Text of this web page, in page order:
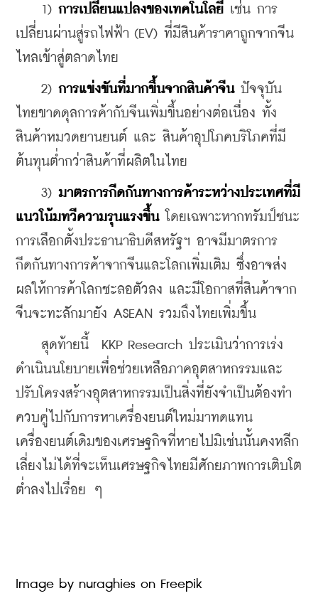
1) การเปลี่ยนแปลงของเทคโนโลยี เช่น การ
เปลี่ยนผ่านสู่รถไฟฟ้า (EV) ที่มีสินค้าราคาถูกจากจีน
ไหลเข้าสู่ตลาดไทย
2) การแข่งขันที่มากขึ้นจากสินค้าจีน ปัจจุบัน
ไทยขาดดุลการค้ากับจีนเพิ่มขึ้นอย่างต่อเนื่อง ทั้ง
สินค้าหมวดยานยนต์ และ สินค้าอุปโภคบริโภคที่มี
ต้นทุนต่ำกว่าสินค้าที่ผลิตในไทย
3) มาตรการกีดกันทางการค้าระหว่างประเทศที่มี
แนวโน้มทวีความรุนแรงขึ้น โดยเฉพาะหากทรัมป์ชนะ
การเลือกตั้งประธานาธิบดีสหรัฐฯ อาจมีมาตรการ
กีดกันทางการค้าจากจีนและโลกเพิ่มเติม ซึ่งอาจส่ง
ผลให้การค้าโลกชะลอตัวลง และมีโอกาสที่สินค้าจาก
จีนจะทะลักมายัง ASEAN รวมถึงไทยเพิ่มขึ้น
สุดท้ายนี้  KKP Research ประเมินว่าการเร่ง
ดำเนินนโยบายเพื่อช่วยเหลือภาคอุตสาหกรรมและ
ปรับโครงสร้างอุตสาหกรรมเป็นสิ่งที่ยังจำเป็นต้องทำ
ควบคู่ไปกับการหาเครื่องยนต์ใหม่มาทดแทน
เครื่องยนต์เดิมของเศรษฐกิจที่หายไปมิเช่นนั้นคงหลีก
เลี่ยงไม่ได้ที่จะเห็นเศรษฐกิจไทยมีศักยภาพการเติบโต
ต่ำลงไปเรื่อย ๆ
Image by nuraghies on Freepik